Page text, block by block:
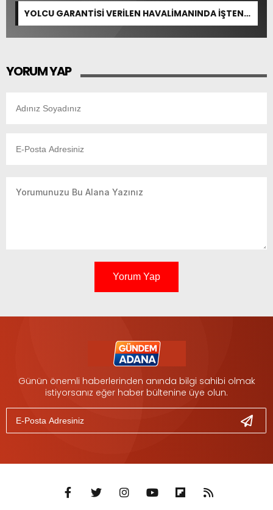
YOLCU GARANTİSİ VERİLEN HAVALİMANINDA İŞTEN
ÇIKARMA VAR
YORUM YAP
Yorum Yap
Günün önemli haberlerinden anında bilgi sahibi olmak
istiyorsanız eğer haber bültenine üye olun.